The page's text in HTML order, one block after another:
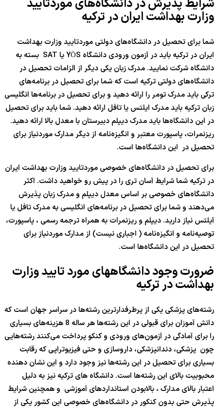
شرایط پذیرش در دانشگاه‌های موردتأیید
وزارت بهداشت ایران در ترکیه
شما برای تحصیل در دانشگاه‌های دولتی موردتایید وزارت بهداشت
ایران در ترکیه باید در آزمون ورودی دانشگاه YÖS یا SAT بسته به
دانشگاه شرکت نمایید. مدرک زبان یکی دیگر از الزامات تحصیل در
دانشگاه‌های دولتی ترکیه است که شما برای تحصیل در برنامه‌های
ترکی باید مدرک تومر را ارائه دهید و برای تحصیل در برنامه‌ها انگلیسی
زبان ترکیه باید مدرک ایلتس یا تافل ارائه دهید. شما باید برای تحصیل
در این دانشگاه‌ها باید مدرک دیپلم دبیرستان با معدل بالا ارائه دهید.
ریزنمرات، پاسپورت معتبر و انگیزه‌نامه از دیگر مدارک موردنیاز برای
تحصیل در این دانشگاه‌ها است.
برای تحصیل در دانشگاه‌های خصوصی موردتایید وزارت بهداشت ایران
در ترکیه شما شرایط آسان تری را در پیش رو خواهید داشت. اکثر
دانشگاه‌های خصوصی بر اساس معدل دیپلم و مدرک زبان پذیرش
می‌دهند و شما برای تحصیل در برنامه‌های انگلیسی به مدرک تافل یا
آیلتس نیاز دارید. دیپلم و ریزنمرات به همراه ترجمه رسمی ، پاسپورت،
توصیه‌نامه و انگیزه‌نامه ( اجباری نیست) از مدارک موردنیاز برای
تحصیل در این دانشگاه‌ها است.
ضرورت وجود دانشگاههای مورد تایید وزارت
بهداشت در ترکیه
رشته‌های پزشکی یکی از پرطرفدارترین رشته‌ها در سراسر جهان است که
دانش آموزان برای قبولی در این رشته‌ها هر ساله 8 هزینه‌های بسیاری
را برای آمادگی در آزمون‌های ورودی و کنکو پرداخت می‌کنند رشته‌هایی
چون پزشکی، دندانپزشکی، داروسازی و حتی فیزیوتراپی که رقابت
بسیاری برای تحصیل در این رشته‌ها نیز وجود دارد و این نشان دهنده
محبوبیت بالای این رشته‌ها است. دانشگاه های ترکیه نیز به دلیل
اعتبار بالای مدارک ، بالابودن استانداردهای آموزشی و همچنین شرایط
پذیرش حتی بدون کنکور در دانشگاه‌های خصوصی این کشور یکی از